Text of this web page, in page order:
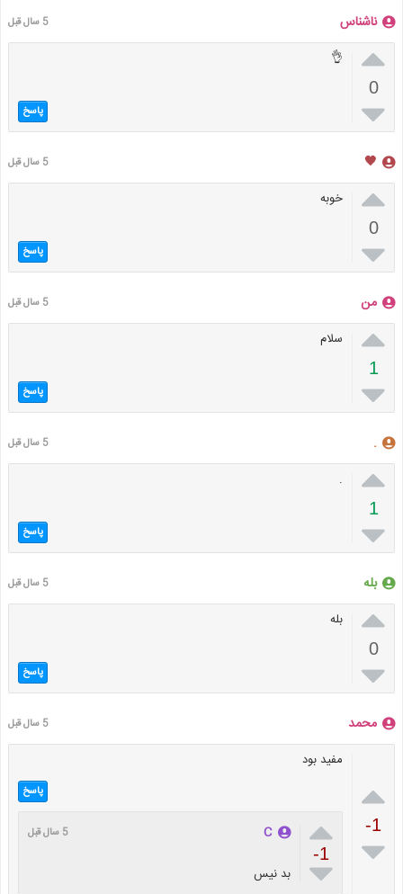
ناشناس 5 سال قبل

0

👌
پاسخ
🖤 5 سال قبل

0

خوبه
پاسخ
من 5 سال قبل

1

سلام
پاسخ
. 5 سال قبل

1

.
پاسخ
بله 5 سال قبل

0

بله
پاسخ
محمد 5 سال قبل

-1

مفید بود
پاسخ

-1

C 5 سال قبل
بد نیس